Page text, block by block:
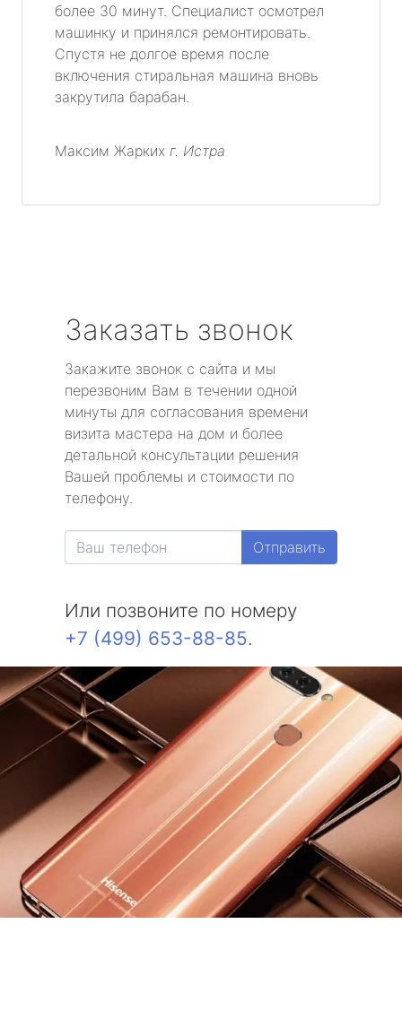
более 30 минут. Специалист осмотрел
машинку и принялся ремонтировать.
Спустя не долгое время после
включения стиральная машина вновь
закрутила барабан.
Максим Жарких г. Истра
Заказать звонок
Закажите звонок с сайта и мы
перезвоним Вам в течении одной
минуты для согласования времени
визита мастера на дом и более
детальной консультации решения
Вашей проблемы и стоимости по
телефону.
Отправить
Или позвоните по номеру
+7 (499) 653-88-85.